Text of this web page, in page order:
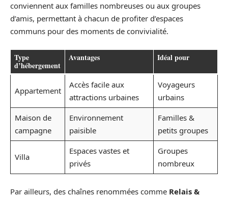
conviennent aux familles nombreuses ou aux groupes
d’amis, permettant à chacun de profiter d’espaces
communs pour des moments de convivialité.
Type
d’hébergement
Avantages Idéal pour
Appartement
Accès facile aux
attractions urbaines
Voyageurs
urbains
Maison de
campagne
Environnement
paisible
Familles &
petits groupes
Villa
Espaces vastes et
privés
Groupes
nombreux
Par ailleurs, des chaînes renommées comme Relais &